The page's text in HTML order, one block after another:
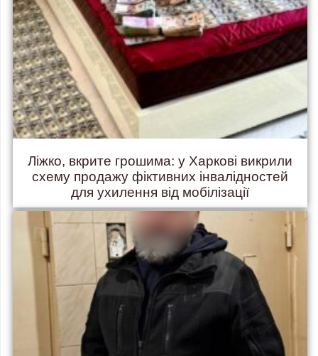
Ліжко, вкрите грошима: у Харкові викрили
схему продажу фіктивних інвалідностей
для ухилення від мобілізації